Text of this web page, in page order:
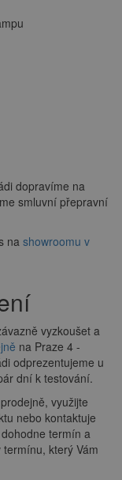
dopravíme na
smluvní přepravní
na showroomu v
vyzkoušet a
na Praze 4 -
odprezentujeme u
dní k testování.
využijte
nebo kontaktuje
termín a
který Vám